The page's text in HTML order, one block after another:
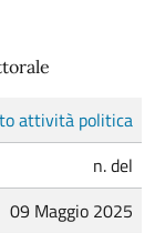
attività politica
n. del
09 Maggio 2025